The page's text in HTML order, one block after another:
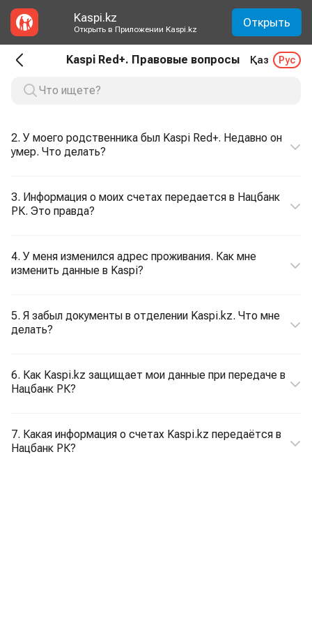
Kaspi.kz
Открыть в Приложении Kaspi.kz Открыть
Kaspi Red+. Правовые вопросы Қаз Рус
2. У моего родственника был Kaspi Red+. Недавно он
умер. Что делать?
3. Информация о моих счетах передается в Нацбанк
РК. Это правда?
4. У меня изменился адрес проживания. Как мне
изменить данные в Kaspi?
5. Я забыл документы в отделении Kaspi.kz. Что мне
делать?
6. Как Kaspi.kz защищает мои данные при передаче в
Нацбанк РК?
7. Какая информация о счетах Kaspi.kz передаётся в
Нацбанк РК?